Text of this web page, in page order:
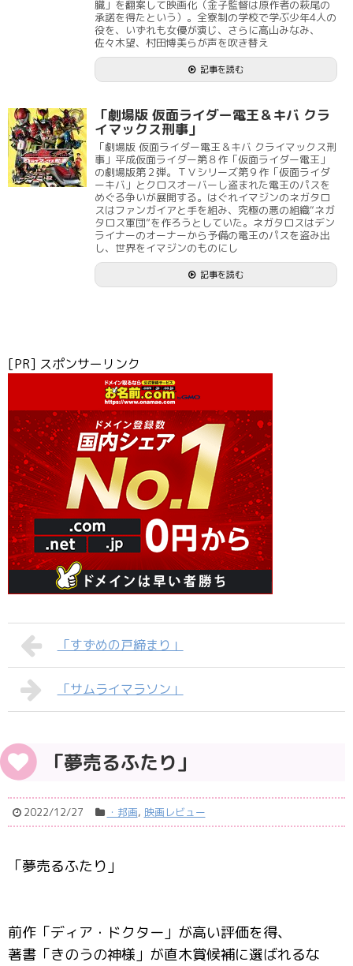
臓」を翻案して映画化（金子監督は原作者の萩尾の
承諾を得たという）。全寮制の学校で学ぶ少年4人の
役を、いずれも女優が演じ、さらに高山みなみ、
佐々木望、村田博美らが声を吹き替え
記事を読む
「劇場版 仮面ライダー電王＆キバ クラ
イマックス刑事」
「劇場版 仮面ライダー電王＆キバ クライマックス刑
事」平成仮面ライダー第８作「仮面ライダー電王」
の劇場版第２弾。ＴＶシリーズ第９作「仮面ライダ
ーキバ」とクロスオーバーし盗まれた電王のパスを
めぐる争いが展開する。はぐれイマジンのネガタロ
スはファンガイアと手を組み、究極の悪の組織“ネガ
タロス軍団”を作ろうとしていた。ネガタロスはデン
ライナーのオーナーから予備の電王のパスを盗み出
し、世界をイマジンのものにし
記事を読む
[PR] スポンサーリンク
「すずめの戸締まり」
「サムライマラソン」
「夢売るふたり」
2022/12/27 ・邦画, 映画レビュー
「夢売るふたり」
前作「ディア・ドクター」が高い評価を得、
著書「きのうの神様」が直木賞候補に選ばれるな